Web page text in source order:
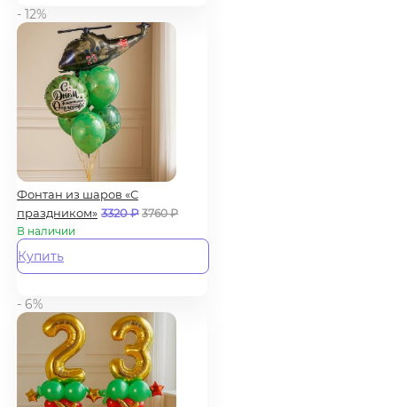
- 12%
Фонтан из шаров «С
праздником» 3320₽ 3760₽
В наличии
Купить
- 6%